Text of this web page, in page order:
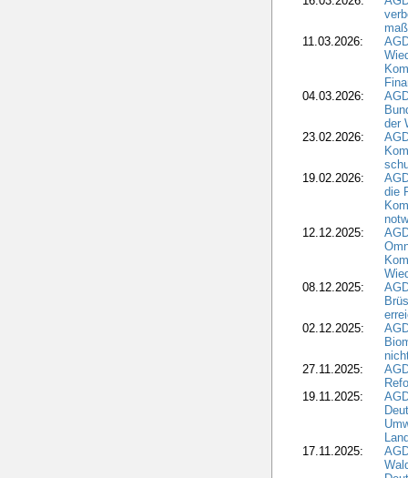
11.03.2026:
04.03.2026:
der
23.02.2026:
19.02.2026:
die
12.12.2025:
08.12.2025:
02.12.2025:
27.11.2025:
19.11.2025:
17.11.2025: